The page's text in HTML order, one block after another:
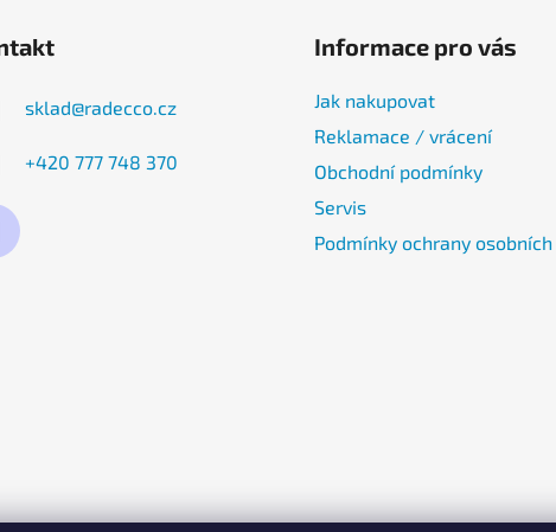
sklad@radecco.cz
+420 777 748 370
Informace pro vás
Jak nakupovat
Reklamace / vrácení
Obchodní podmínky
Servis
Podmínky ochrany